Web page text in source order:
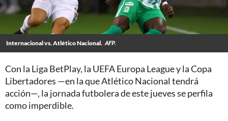
Internacional vs. Atlético Nacional. AFP.
Con la Liga BetPlay, la UEFA Europa League y la Copa
Libertadores —en la que Atlético Nacional tendrá
acción—, la jornada futbolera de este jueves se perfila
como imperdible.